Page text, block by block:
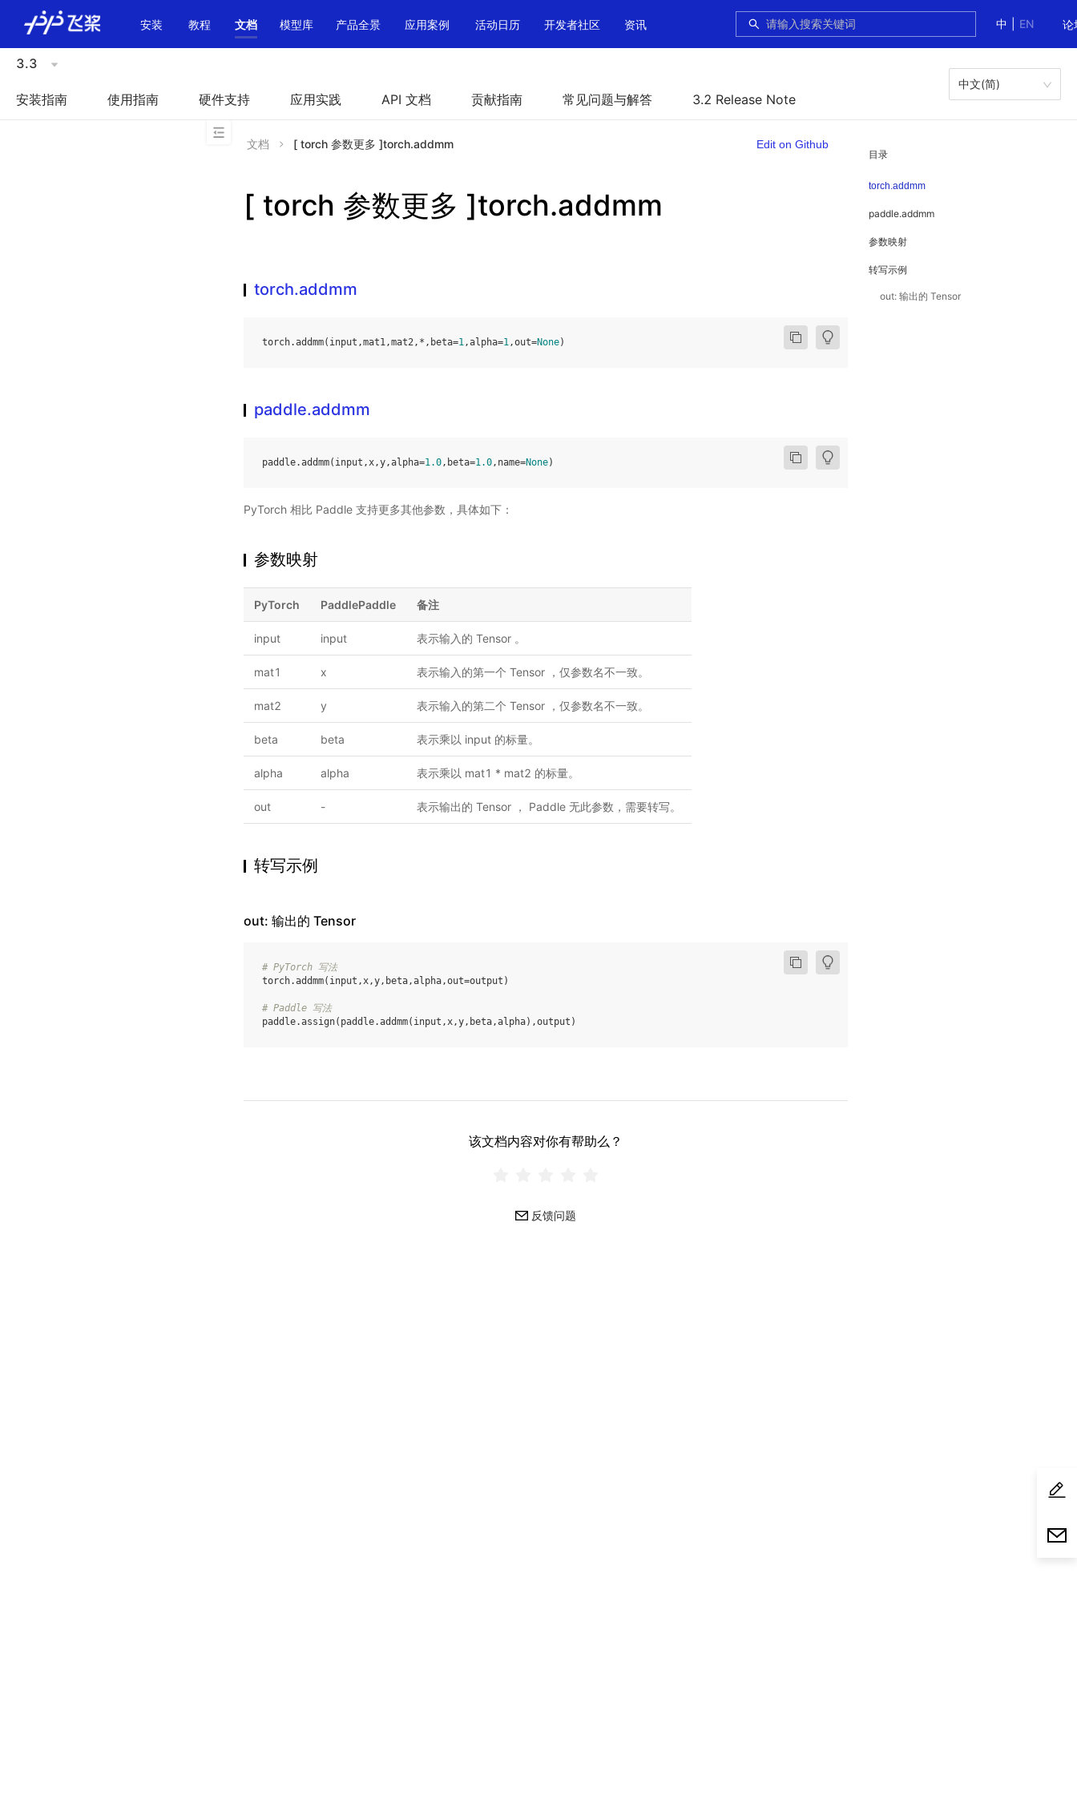
中
EN 论
安装 教程 文档 模型库 产品全景 应用案例 活动日历 开发者社区 资讯
3.3
安装指南 使用指南 硬件支持 应用实践 API 文档 贡献指南 常见问题与解答 3.2 Release Note
中文(简)
目录
torch.addmm
paddle.addmm
参数映射
转写示例
out: 输出的 Tensor
文档 [ torch 参数更多 ]torch.addmm Edit on Github
[ torch 参数更多 ]torch.addmm
torch.addmm
torch.addmm( input ,mat1,mat2, * , beta=1,alpha=1,out=None)
paddle.addmm
paddle.addmm( input ,x,y,alpha=1.0, beta=1.0, name=None)
PyTorch 相比 Paddle 支持更多其他参数，具体如下：
参数映射
PyTorch PaddlePaddle 备注
input input 表示输入的 Tensor 。
mat1 x 表示输入的第一个 Tensor ，仅参数名不一致。
mat2 y 表示输入的第二个 Tensor ，仅参数名不一致。
beta beta 表示乘以 input 的标量。
alpha alpha 表示乘以 mat1 * mat2 的标量。
out - 表示输出的 Tensor ， Paddle 无此参数，需要转写。
转写示例
out: 输出的 Tensor
# PyTorch 写法
torch.addmm( input ,x,y, beta,alpha,out=output )
# Paddle 写法
paddle.assign( paddle.addmm( input ,x,y, beta,alpha),output )
该文档内容对你有帮助么？
反馈问题